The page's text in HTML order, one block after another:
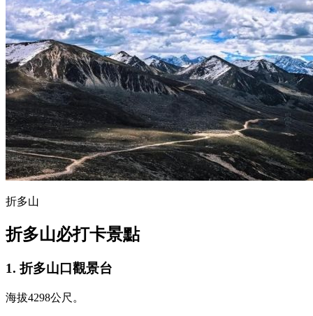
折多山
折多山必打卡景點
1. 折多山口觀景台
海拔4298公尺。